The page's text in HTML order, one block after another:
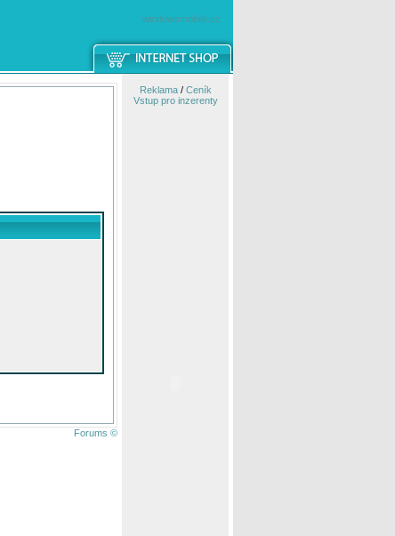
windowsmobile.cz
Forums ©
Reklama/ Ceník
Vstup pro inzerenty